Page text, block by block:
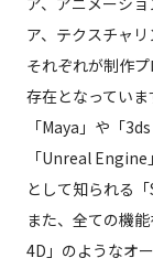
ア、テクスチャ
それぞれが制作
存在となってい
「Maya」や「
「Unreal
として知られる
また、全ての機
4D」のようなオ